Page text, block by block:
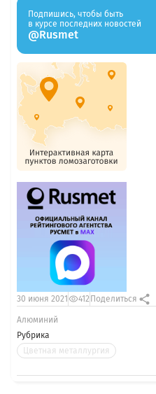
Рубрика
Цветная металлургия
30 июня 2021 412 Поделиться
Алюминий
Подпишись, чтобы быть
в курсе последних новостей
@Rusmet